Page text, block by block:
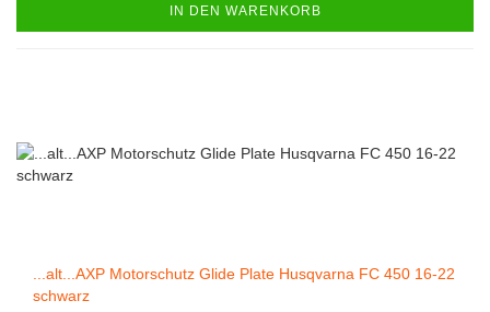
IN DEN WARENKORB
...alt...AXP Motorschutz Glide Plate Husqvarna FC 450 16-22
schwarz